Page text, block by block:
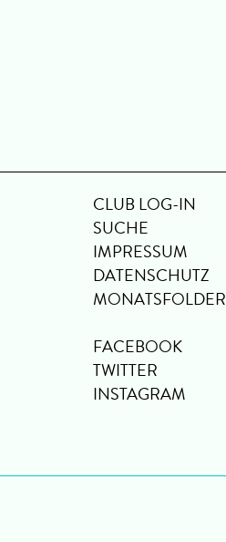
CLUB LOG-IN
SUCHE
IMPRESSUM
DATENSCHUTZ
MONATSFOLDER
FACEBOOK
TWITTER
INSTAGRAM